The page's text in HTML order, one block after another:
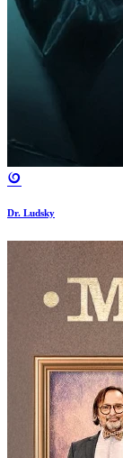
Dr. Ludsky